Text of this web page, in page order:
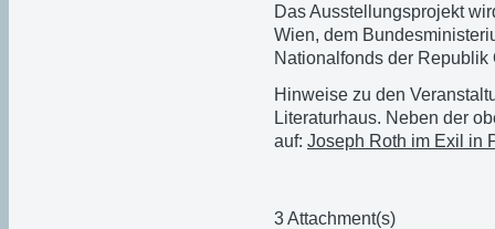
Das Ausstellungsprojekt
Wien, dem
Nationalfonds der Republik
Hinweise zu den
Literaturhaus. Neben der
auf: Joseph Roth im Exil in
3 Attachment(s)